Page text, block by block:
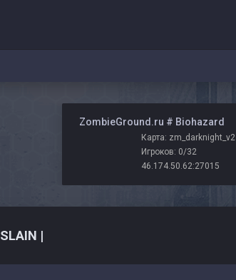
️ ZombieGround.ru # Biohazard
Карта: zm_darknight_v2
Игроков: 0/32
46.174.50.62:27015
|